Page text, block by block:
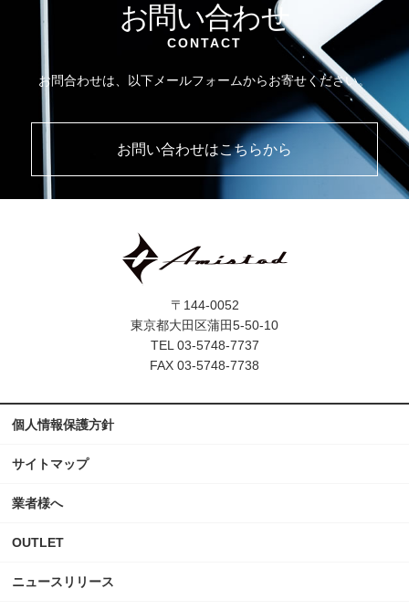
お問い合わせ
CONTACT
お問合わせは、以下メールフォームからお寄せください。
お問い合わせはこちらから
〒144-0052
東京都大田区蒲田5-50-10
TEL 03-5748-7737
FAX 03-5748-7738
ニュースリリース
個人情報保護方針
サイトマップ
業者様へ
OUTLET